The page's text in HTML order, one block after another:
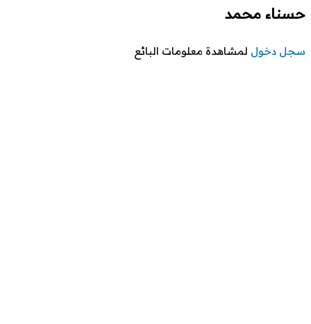
حسناء محمد
سجل دخول لمشاهدة معلومات البائع